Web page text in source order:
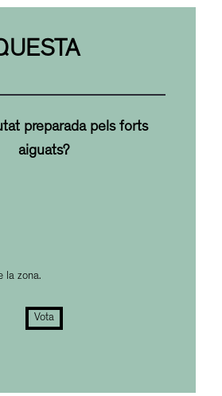
preparada pels forts
aiguats?
la zona.
Vota